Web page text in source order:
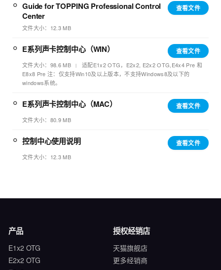
查看文件
Guide for TOPPING Professional Control
Center
文件大小：12.3 MB
查看文件
E系列声卡控制中心（WIN）
文件大小：98.6 MB
适配E1x2 OTG，E2x2, E2x2 OTG,E4x4 Pre 和
E8x8 Pre 注：仅支持Win10及以上版本，不支持Windows8及以下的
windows系统。
查看文件
E系列声卡控制中心（MAC）
文件大小：80.9 MB
查看文件
控制中心使用说明
文件大小：12.3 MB
产品
E1x2 OTG
E2x2 OTG
授权经销店
天猫旗舰店
更多经销商